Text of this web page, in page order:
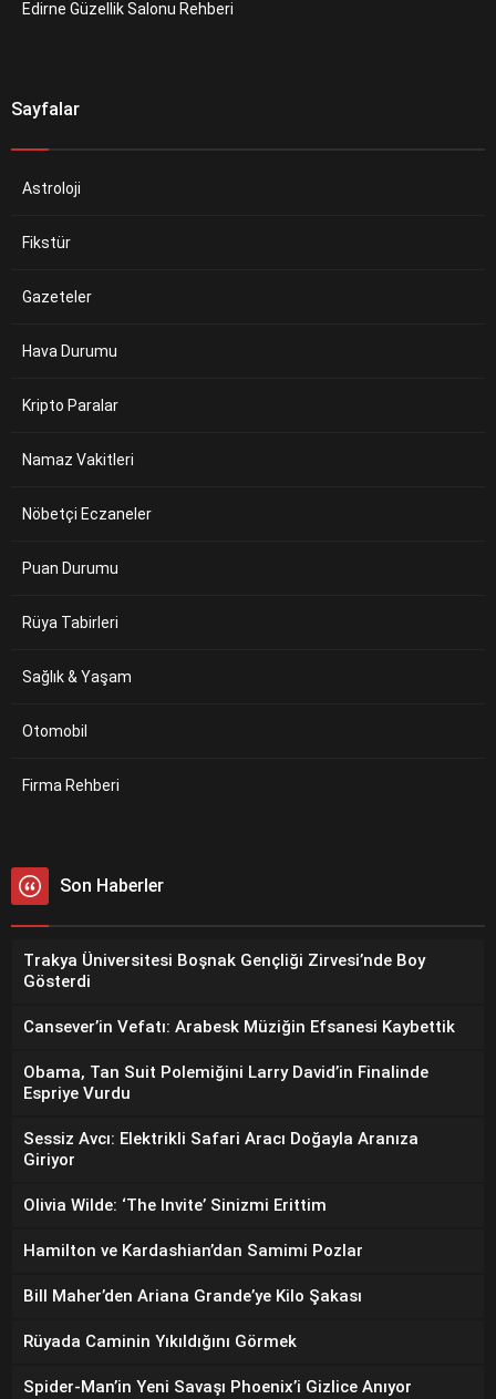
Edirne Güzellik Salonu Rehberi
Sayfalar
Astroloji
Fikstür
Gazeteler
Hava Durumu
Kripto Paralar
Namaz Vakitleri
Nöbetçi Eczaneler
Puan Durumu
Rüya Tabirleri
Sağlık & Yaşam
Otomobil
Firma Rehberi
Son Haberler
Trakya Üniversitesi Boşnak Gençliği Zirvesi’nde Boy
Gösterdi
Cansever’in Vefatı: Arabesk Müziğin Efsanesi Kaybettik
Obama, Tan Suit Polemiğini Larry David’in Finalinde
Espriye Vurdu
Sessiz Avcı: Elektrikli Safari Aracı Doğayla Aranıza
Giriyor
Olivia Wilde: ‘The Invite’ Sinizmi Erittim
Hamilton ve Kardashian’dan Samimi Pozlar
Bill Maher’den Ariana Grande’ye Kilo Şakası
Rüyada Caminin Yıkıldığını Görmek
Spider-Man’in Yeni Savaşı Phoenix’i Gizlice Anıyor